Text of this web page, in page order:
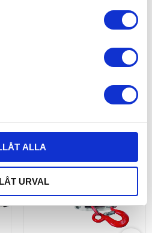
ALLA
URVAL